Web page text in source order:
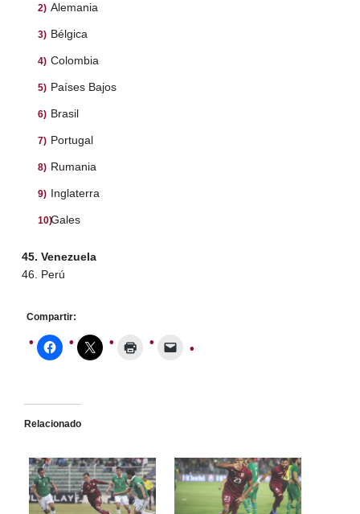
Alemania
Bélgica
Colombia
Países Bajos
Brasil
Portugal
Rumania
Inglaterra
Gales
45. Venezuela
46. Perú
Compartir:
Relacionado